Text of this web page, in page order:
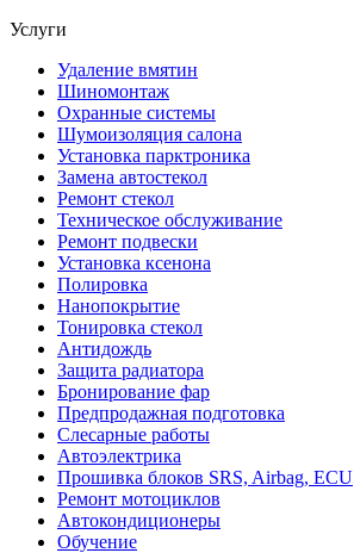
Услуги
Удаление вмятин
Шиномонтаж
Охранные системы
Шумоизоляция салона
Установка парктроника
Замена автостекол
Ремонт стекол
Техническое обслуживание
Ремонт подвески
Установка ксенона
Полировка
Нанопокрытие
Тонировка стекол
Антидождь
Защита радиатора
Бронирование фар
Предпродажная подготовка
Слесарные работы
Автоэлектрика
Прошивка блоков SRS, Airbag, ECU
Ремонт мотоциклов
Автокондиционеры
Обучение